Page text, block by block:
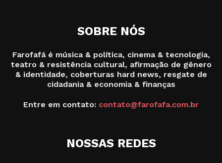
SOBRE NÓS
Farofafá é música & política, cinema & tecnologia,
teatro & resistência cultural, afirmação de gênero
& identidade, coberturas hard news, resgate de
cidadania & economia & finanças
Entre em contato: contato@farofafa.com.br
NOSSAS REDES